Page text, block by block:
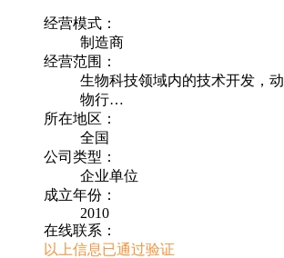
经营模式：
制造商
经营范围：
生物科技领域内的技术开发，动
物行…
所在地区：
全国
公司类型：
企业单位
成立年份：
2010
在线联系：
以上信息已通过验证